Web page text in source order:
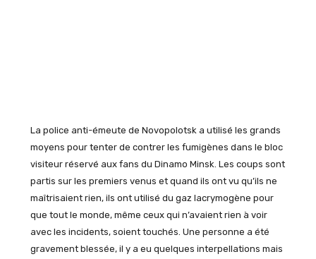
La police anti-émeute de Novopolotsk a utilisé les grands
moyens pour tenter de contrer les fumigènes dans le bloc
visiteur réservé aux fans du Dinamo Minsk. Les coups sont
partis sur les premiers venus et quand ils ont vu qu’ils ne
maîtrisaient rien, ils ont utilisé du gaz lacrymogène pour
que tout le monde, même ceux qui n’avaient rien à voir
avec les incidents, soient touchés. Une personne a été
gravement blessée, il y a eu quelques interpellations mais